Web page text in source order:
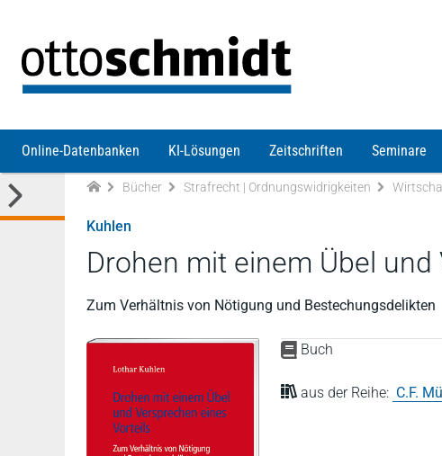
Online-Datenbanken KI-Lösungen Zeitschriften Seminare
Bücher Strafrecht | Ordnungswidrigkeiten
Kuhlen
Drohen mit einem Übel
Zum Verhältnis von Nötigung und Bestechungsdelikten
Buch
aus der Reihe: C.F.